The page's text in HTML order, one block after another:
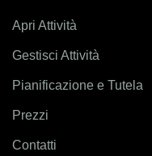
Apri Attività
Gestisci Attività
Pianificazione e Tutela
Prezzi
Contatti